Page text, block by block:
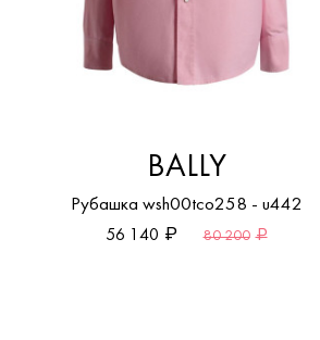
BALLY
Рубашка wsh00tco258 - u442
56 140
80 200